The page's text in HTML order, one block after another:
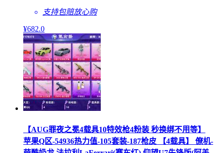
支持包赔放心购
¥682.0
【AUG罪夜之冕4载具10特效枪4粉装 秒换绑不用等】
苹果Q区-54936热力值-105套装-187枪皮 【4载具】 僚机-